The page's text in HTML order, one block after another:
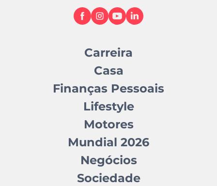
Carreira
Casa
Finanças Pessoais
Lifestyle
Motores
Mundial 2026
Negócios
Sociedade